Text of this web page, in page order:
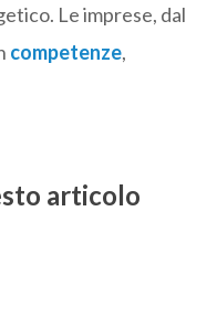
Le imprese, dal
competenze,
articolo